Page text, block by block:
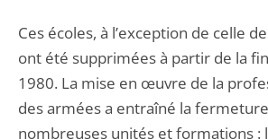
Ces écoles, à l’exception de celle
ont été supprimées à partir de la
1980. La mise en œuvre de la
des armées a entraîné la
nombreuses unités et formations :